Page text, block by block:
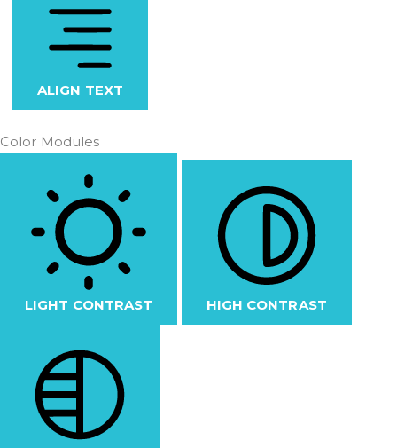
ALIGN TEXT
Color Modules
LIGHT CONTRAST HIGH CONTRAST